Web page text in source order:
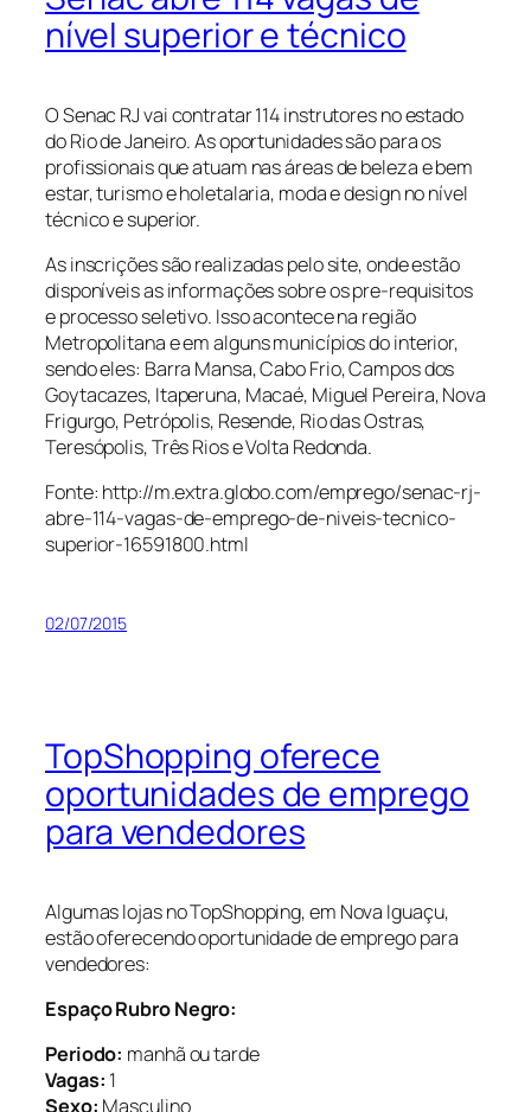
nível superior e técnico
O Senac RJ vai contratar 114 instrutores no estado
do Rio de Janeiro. As oportunidades são para os
profissionais que atuam nas áreas de beleza e bem
estar, turismo e holetalaria, moda e design no nível
técnico e superior.
As inscrições são realizadas pelo site, onde estão
disponíveis as informações sobre os pre-requisitos
e processo seletivo. Isso acontece na região
Metropolitana e em alguns municípios do interior,
sendo eles: Barra Mansa, Cabo Frio, Campos dos
Goytacazes, Itaperuna, Macaé, Miguel Pereira, Nova
Frigurgo, Petrópolis, Resende, Rio das Ostras,
Teresópolis, Três Rios e Volta Redonda.
Fonte: http://m.extra.globo.com/emprego/senac-rj-
abre-114-vagas-de-emprego-de-niveis-tecnico-
superior-16591800.html
02/07/2015
TopShopping oferece
oportunidades de emprego
para vendedores
Algumas lojas no TopShopping, em Nova Iguaçu,
estão oferecendo oportunidade de emprego para
vendedores:
Espaço Rubro Negro:
Periodo: manhã ou tarde
Vagas: 1
Sexo: Masculino